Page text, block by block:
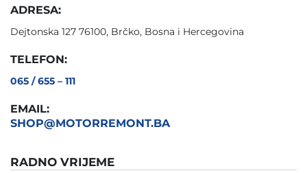
ADRESA:
Dejtonska 127 76100, Brčko, Bosna i Hercegovina
TELEFON:
065 / 655 – 111
EMAIL:
SHOP@MOTORREMONT.BA
RADNO VRIJEME